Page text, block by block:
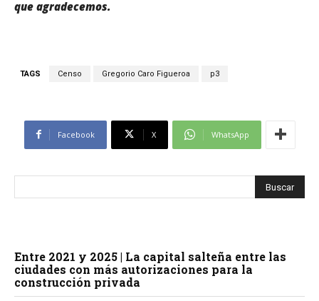
que agradecemos.
TAGS Censo Gregorio Caro Figueroa p3
Facebook X WhatsApp
Entre 2021 y 2025 | La capital salteña entre las
ciudades con más autorizaciones para la
construcción privada